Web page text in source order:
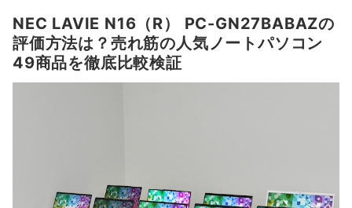
NEC LAVIE N16（R） PC-GN27BABAZの
評価方法は？売れ筋の人気ノートパソコン
49商品を徹底比較検証